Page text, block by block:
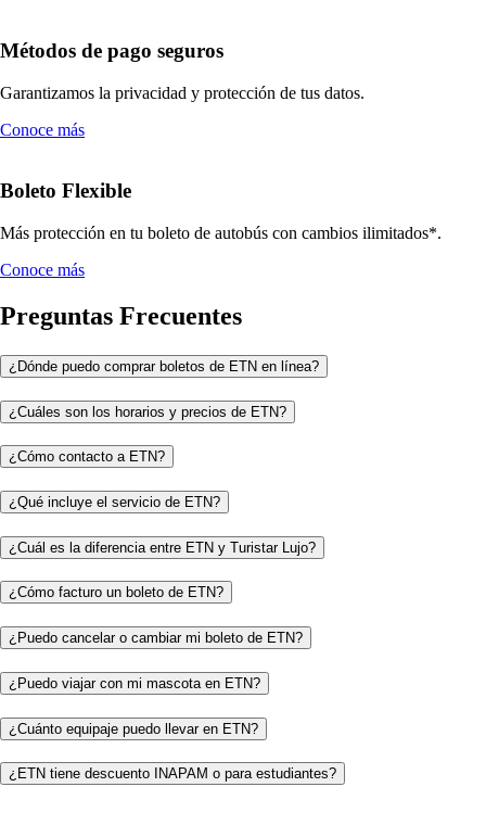
Métodos de pago seguros
Garantizamos la privacidad y protección de tus datos.
Conoce más
Boleto Flexible
Más protección en tu boleto de autobús con cambios ilimitados*.
Conoce más
Preguntas Frecuentes
¿Dónde puedo comprar boletos de ETN en línea?
¿Cuáles son los horarios y precios de ETN?
¿Cómo contacto a ETN?
¿Qué incluye el servicio de ETN?
¿Cuál es la diferencia entre ETN y Turistar Lujo?
¿Cómo facturo un boleto de ETN?
¿Puedo cancelar o cambiar mi boleto de ETN?
¿Puedo viajar con mi mascota en ETN?
¿Cuánto equipaje puedo llevar en ETN?
¿ETN tiene descuento INAPAM o para estudiantes?